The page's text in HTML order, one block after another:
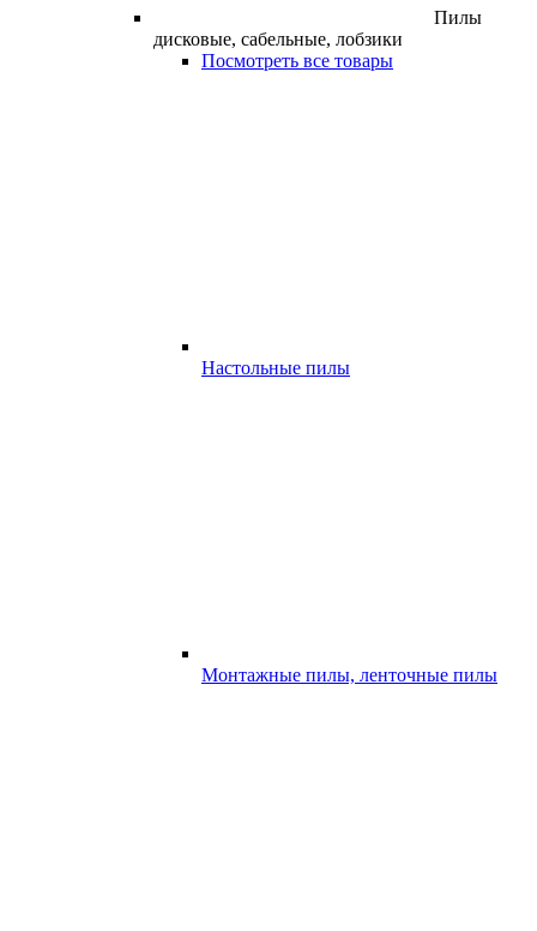
Пилы
дисковые, сабельные, лобзики
Посмотреть все товары
Настольные пилы
Монтажные пилы, ленточные пилы